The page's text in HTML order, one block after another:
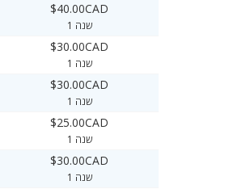
$40.00CAD
1 שנה
$30.00CAD
1 שנה
$30.00CAD
1 שנה
$25.00CAD
1 שנה
$30.00CAD
1 שנה